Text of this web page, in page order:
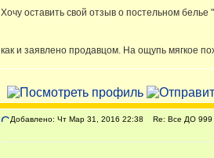
Хочу оставить свой отзыв о постельном
как и заявлено продавцом. На ощупь мягкое
Добавлено: Чт Мар 31, 2016 22:38 Re: Все ДО 999